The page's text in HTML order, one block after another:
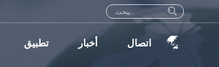
تطبيق أخبار اتصال